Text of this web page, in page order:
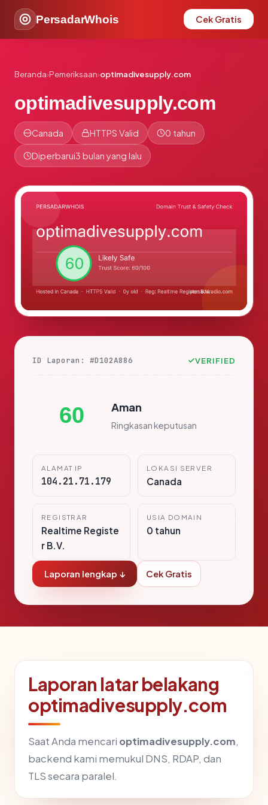
PersadarWhois Cek Gratis
Beranda›Pemeriksaan›optimadivesupply.com
optimadivesupply.com
Canada HTTPS Valid 0 tahun
Diperbarui3 bulan yang lalu
ID Laporan: #D102A886 VERIFIED
60 Aman
Ringkasan keputusan
ALAMAT IP
104.21.71.179
LOKASI SERVER
Canada
REGISTRAR
Realtime Registe
r B.V.
USIA DOMAIN
0 tahun
Laporan lengkap ↓ Cek Gratis
Laporan latar belakang
optimadivesupply.com
Saat Anda mencari optimadivesupply.com,
backend kami memukul DNS, RDAP, dan
TLS secara paralel.